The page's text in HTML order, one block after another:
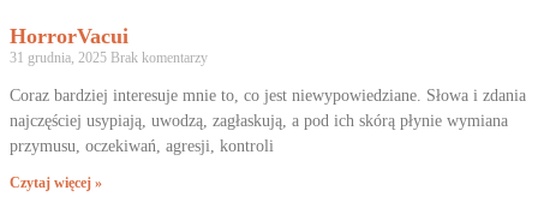
HorrorVacui
31 grudnia, 2025 Brak komentarzy
Coraz bardziej interesuje mnie to, co jest niewypowiedziane. Słowa i zdania
najczęściej usypiają, uwodzą, zagłaskują, a pod ich skórą płynie wymiana
przymusu, oczekiwań, agresji, kontroli
Czytaj więcej »